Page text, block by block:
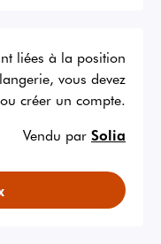
liées à la position
vous devez
créer un compte.
Vendu par Solia